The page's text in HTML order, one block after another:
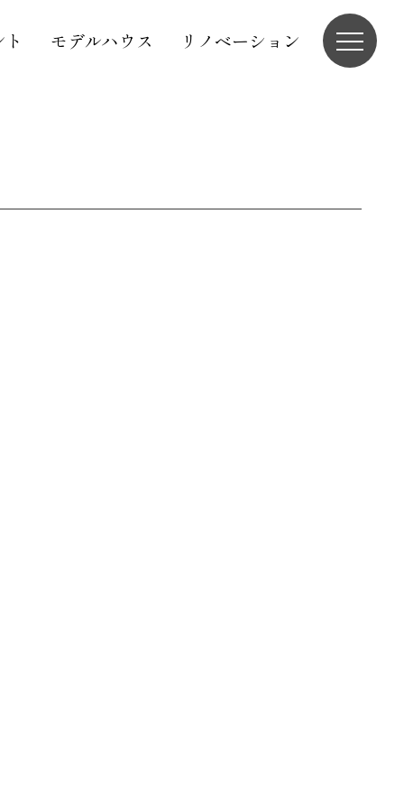
モデルハウス リノベーション